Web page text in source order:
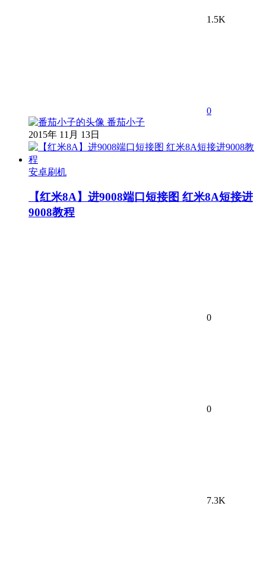
1.5K
0
番茄小子
2015年 11月 13日
安卓刷机
【红米8A】进9008端口短接图 红米8A短接进
9008教程
0
0
7.3K